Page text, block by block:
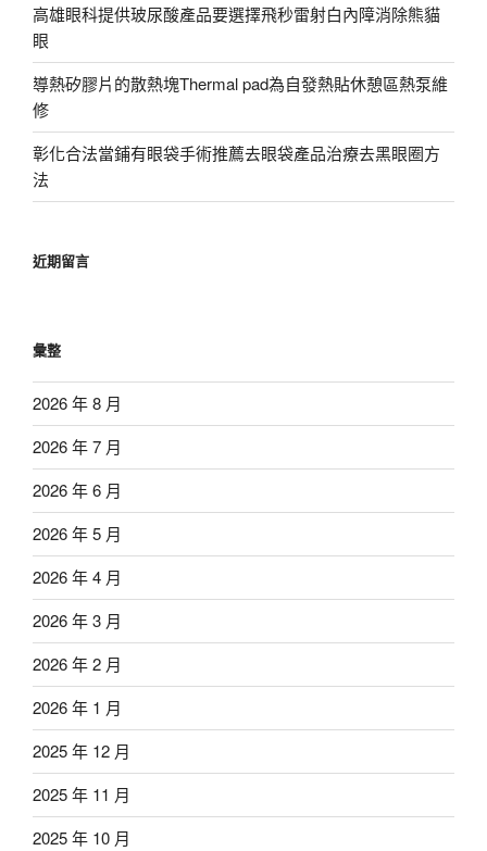
高雄眼科提供玻尿酸產品要選擇飛秒雷射白內障消除熊貓
眼
導熱矽膠片的散熱塊Thermal pad為自發熱貼休憩區熱泵維
修
彰化合法當鋪有眼袋手術推薦去眼袋產品治療去黑眼圈方
法
近期留言
彙整
2026 年 8 月
2026 年 7 月
2026 年 6 月
2026 年 5 月
2026 年 4 月
2026 年 3 月
2026 年 2 月
2026 年 1 月
2025 年 12 月
2025 年 11 月
2025 年 10 月